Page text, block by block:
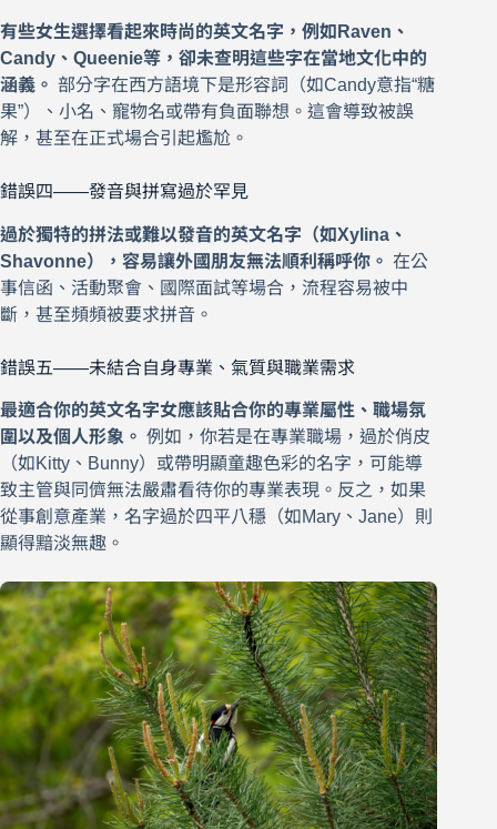
有些女生選擇看起來時尚的英文名字，例如Raven、
Candy、Queenie等，卻未查明這些字在當地文化中的
涵義。 部分字在西方語境下是形容詞（如Candy意指“糖
果”）、小名、寵物名或帶有負面聯想。這會導致被誤
解，甚至在正式場合引起尷尬。
錯誤四——發音與拼寫過於罕見
過於獨特的拼法或難以發音的英文名字（如Xylina、
Shavonne），容易讓外國朋友無法順利稱呼你。 在公
事信函、活動聚會、國際面試等場合，流程容易被中
斷，甚至頻頻被要求拼音。
錯誤五——未結合自身專業、氣質與職業需求
最適合你的英文名字女應該貼合你的專業屬性、職場氛
圍以及個人形象。 例如，你若是在專業職場，過於俏皮
（如Kitty、Bunny）或帶明顯童趣色彩的名字，可能導
致主管與同儕無法嚴肅看待你的專業表現。反之，如果
從事創意產業，名字過於四平八穩（如Mary、Jane）則
顯得黯淡無趣。